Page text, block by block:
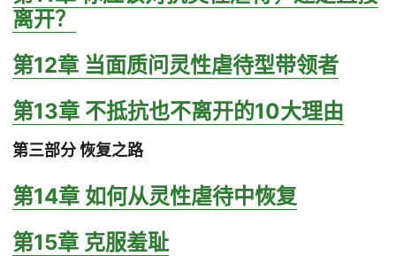
离开？
第12章 当面质问灵性虐待型带领者
第13章 不抵抗也不离开的10大理由
第三部分 恢复之路
第14章 如何从灵性虐待中恢复
第15章 克服羞耻